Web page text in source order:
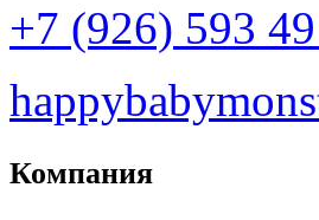
+7 (926) 593
Компания